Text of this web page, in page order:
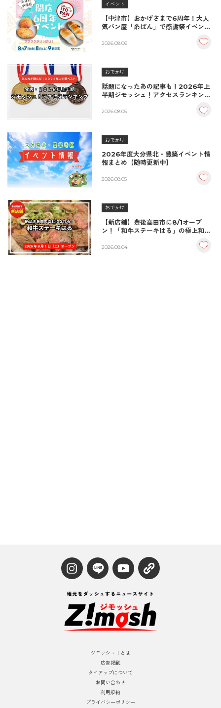
イベント
【中津市】おかげさまで6周年！大人
気パン屋「糸ぱん」で感謝祭イベント
♪（8/7〜8/9）
2026.08.06
おでかけ
話題になったあの記事も！2026年上
半期ジモッシュ！アクセスランキング
2026.08.05
おでかけ
2026年度大分県北・豊築イベント情
報まとめ【随時更新中】
2026.08.05
おでかけ
【新店舗】豊後高田市に8/1オープ
ン！「和牛ステーキはる」の極上和牛
2026.08.04
ジモッシュ！とは
広告掲載
タイアップについて
お問い合わせ
利用規約
プライバシーポリシー